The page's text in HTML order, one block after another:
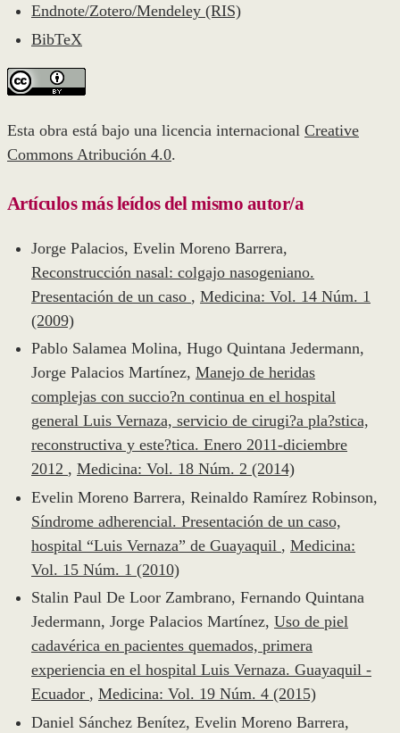
Endnote/Zotero/Mendeley (RIS)
BibTeX
Esta obra está bajo una licencia internacional Creative
Commons Atribución 4.0.
Artículos más leídos del mismo autor/a
Jorge Palacios, Evelin Moreno Barrera,
Reconstrucción nasal: colgajo nasogeniano.
Presentación de un caso , Medicina: Vol. 14 Núm. 1
(2009)
Pablo Salamea Molina, Hugo Quintana Jedermann,
Jorge Palacios Martínez, Manejo de heridas
complejas con succio?n continua en el hospital
general Luis Vernaza, servicio de cirugi?a pla?stica,
reconstructiva y este?tica. Enero 2011-diciembre
2012 , Medicina: Vol. 18 Núm. 2 (2014)
Evelin Moreno Barrera, Reinaldo Ramírez Robinson,
Síndrome adherencial. Presentación de un caso,
hospital “Luis Vernaza” de Guayaquil , Medicina:
Vol. 15 Núm. 1 (2010)
Stalin Paul De Loor Zambrano, Fernando Quintana
Jedermann, Jorge Palacios Martínez, Uso de piel
cadavérica en pacientes quemados, primera
experiencia en el hospital Luis Vernaza. Guayaquil -
Ecuador , Medicina: Vol. 19 Núm. 4 (2015)
Daniel Sánchez Benítez, Evelin Moreno Barrera,